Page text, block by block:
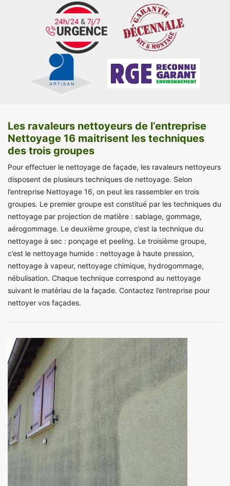
Les ravaleurs nettoyeurs de l’entreprise
Nettoyage 16 maitrisent les techniques
des trois groupes
Pour effectuer le nettoyage de façade, les ravaleurs nettoyeurs
disposent de plusieurs techniques de nettoyage. Selon
l’entreprise Nettoyage 16, on peut les rassembler en trois
groupes. Le premier groupe est constitué par les techniques du
nettoyage par projection de matière : sablage, gommage,
aérogommage. Le deuxième groupe, c’est la technique du
nettoyage à sec : ponçage et peeling. Le troisième groupe,
c’est le nettoyage humide : nettoyage à haute pression,
nettoyage à vapeur, nettoyage chimique, hydrogommage,
nébulisation. Chaque technique correspond au nettoyage
suivant le matériau de la façade. Contactez l’entreprise pour
nettoyer vos façades.